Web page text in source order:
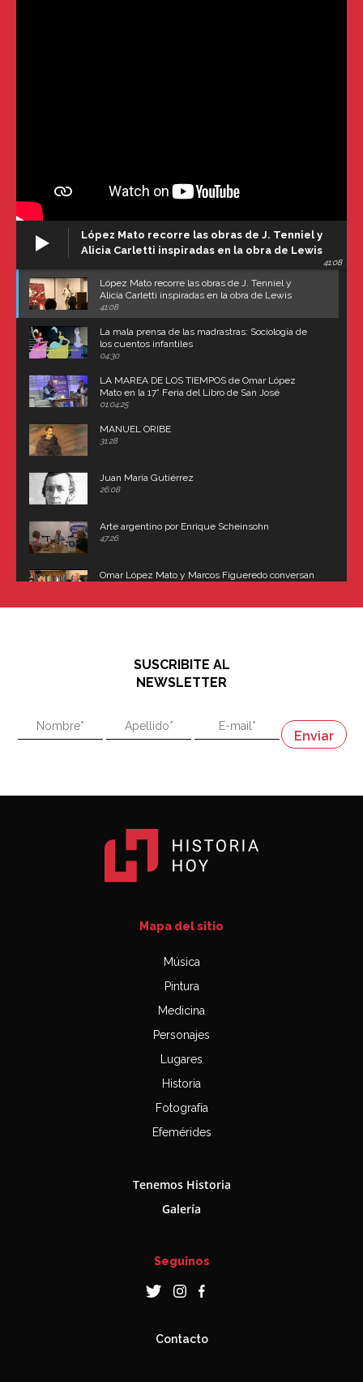
López Mato recorre las obras de J. Tenniel y
Alicia Carletti inspiradas en la obra de Lewis
41:08
López Mato recorre las obras de J. Tenniel y
Alicia Carletti inspiradas en la obra de Lewis
Carroll
41:08
La mala prensa de las madrastras: Sociología de
los cuentos infantiles
04:30
LA MAREA DE LOS TIEMPOS de Omar López
Mato en la 17° Feria del Libro de San José
(Uruguay)
01:04:25
MANUEL ORIBE
31:28
Juan María Gutiérrez
26:08
Arte argentino por Enrique Scheinsohn
47:26
Omar López Mato y Marcos Figueredo conversan
"En política, la estupidez no es una desventaja"
"En política, la estupidez no es una desventaja"
Napoleón
SUSCRIBITE AL
NEWSLETTER
Mapa del sitio
Música
Pintura
Medicina
Personajes
Lugares
Historia
Fotografía
Efemérides
Tenemos Historia
Galería
Seguinos
Contacto